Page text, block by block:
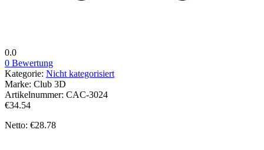
0.0
0 Bewertung
Kategorie: Nicht kategorisiert
Marke: Club 3D
Artikelnummer: CAC-3024
€34.54
Netto: €28.78